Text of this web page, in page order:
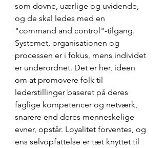
som dovne, uærlige og uvidende,
og de skal ledes med en
"command and control"-tilgang.
Systemet, organisationen og
processen er i fokus, mens individet
er underordnet. Det er her, ideen
om at promovere folk til
lederstillinger baseret på deres
faglige kompetencer og netværk,
snarere end deres menneskelige
evner, opstår. Loyalitet forventes, og
ens selvopfattelse er tæt knyttet til